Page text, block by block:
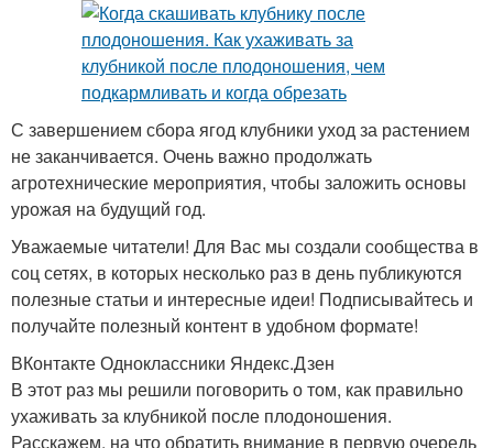
С завершением сбора ягод клубники уход за растением
не заканчивается. Очень важно продолжать
агротехнические мероприятия, чтобы заложить основы
урожая на будущий год.
Уважаемые читатели! Для Вас мы создали сообщества в
соц сетях, в которых несколько раз в день публикуются
полезные статьи и интересные идеи! Подписывайтесь и
получайте полезный контент в удобном формате!
ВКонтакте Одноклассники Яндекс.Дзен
В этот раз мы решили поговорить о том, как правильно
ухаживать за клубникой после плодоношения.
Расскажем, на что обратить внимание в первую очередь